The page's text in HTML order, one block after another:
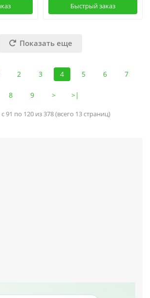
Быстрый заказ
Показать еще
2 3 4 5 6 7
8 9 > >|
91 по 120 из 378 (всего 13 страниц)